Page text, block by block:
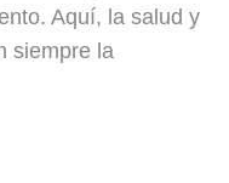
Aquí, la salud y
siempre la